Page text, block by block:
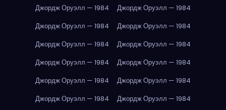
Джордж Оруэлл — 1984
Джордж Оруэлл — 1984
Джордж Оруэлл — 1984
Джордж Оруэлл — 1984
Джордж Оруэлл — 1984
Джордж Оруэлл — 1984
Джордж Оруэлл — 1984
Джордж Оруэлл — 1984
Джордж Оруэлл — 1984
Джордж Оруэлл — 1984
Джордж Оруэлл — 1984
Джордж Оруэлл — 1984